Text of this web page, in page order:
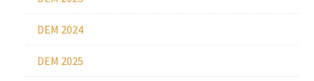
DEM 2024
DEM 2025